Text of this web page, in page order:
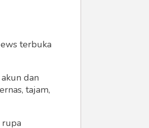
terbuka
dan
tajam,
rupa